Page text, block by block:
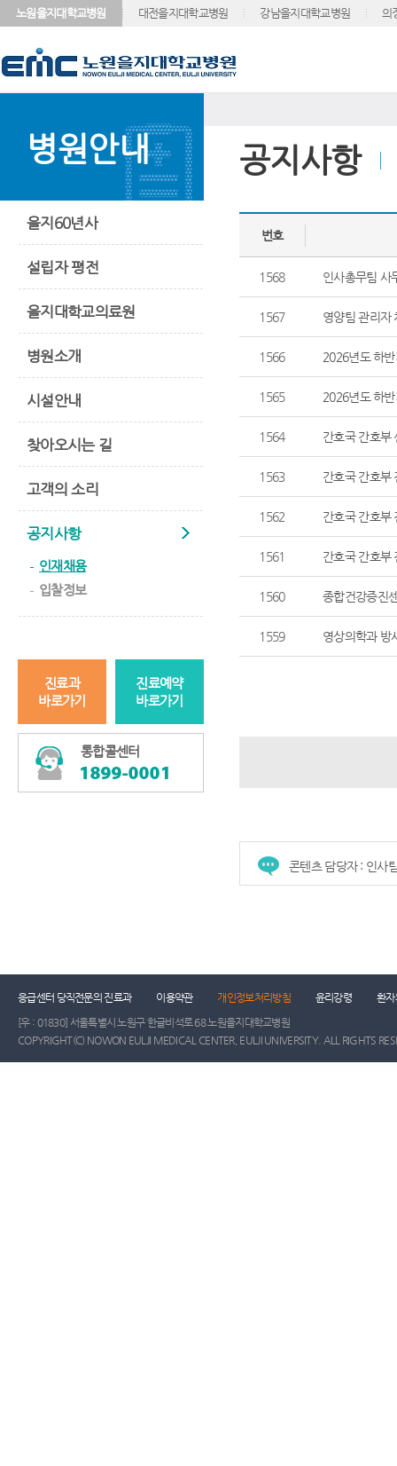
노원을지대학교병원 대전을지대학교병원 강남을지대학교병원 의
병원안내
을지60년사
설립자 평전
을지대학교의료원
병원소개
시설안내
찾아오시는 길
고객의 소리
공지사항
인재채용
입찰정보
진료과
바로가기
진료예약
바로가기
통합콜센터
공지사항
번호
1568 인사총무팀 사
1567 영양팀 관리자
1566 2026년도 하
1565 2026년도 하
1564 간호국 간호부
1563 간호국 간호부
1562 간호국 간호부
1561 간호국 간호부
1560 종합건강증진
1559 영상의학과 방
콘텐츠 담당자 : 인사
응급센터 당직전문의 진료과 이용약관 개인정보처리방침 윤리강령
환자
[우 : 01830] 서울특별시 노원구 한글비석로 68 노원을지대학교병원
COPYRIGHT(C) NOWON EULJI MEDICAL CENTER, EULJI UNIVERSITY. ALL RIGHTS